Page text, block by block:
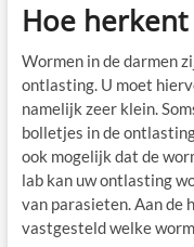
Hoe
Wormen in de darmen
ontlasting. U moet
namelijk zeer klein.
bolletjes in de
ook mogelijk dat de
lab kan uw ontlasting
van parasieten. Aan de
vastgesteld welke